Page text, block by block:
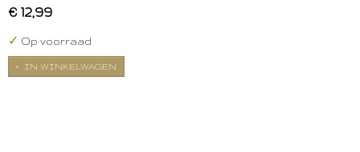
€ 12,99
✓ Op voorraad
IN WINKELWAGEN